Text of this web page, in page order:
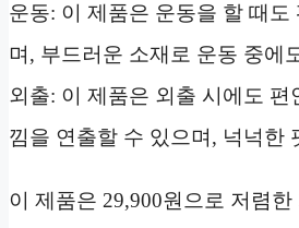
운동: 이 제품은 운동을 할 때
며, 부드러운 소재로 운동 중에
외출: 이 제품은 외출 시에도
낌을 연출할 수 있으며, 넉넉한
이 제품은 29,900원으로 저렴